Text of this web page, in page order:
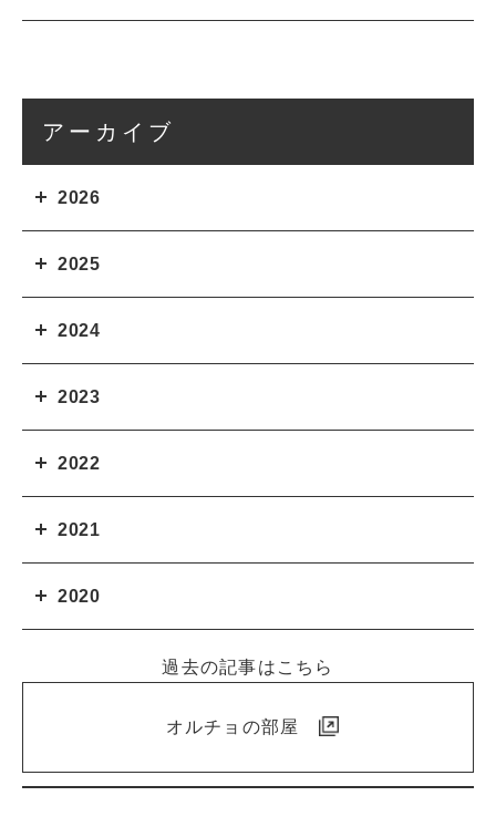
アーカイブ
2026
2025
2024
2023
2022
2021
2020
過去の記事はこちら
オルチョの部屋